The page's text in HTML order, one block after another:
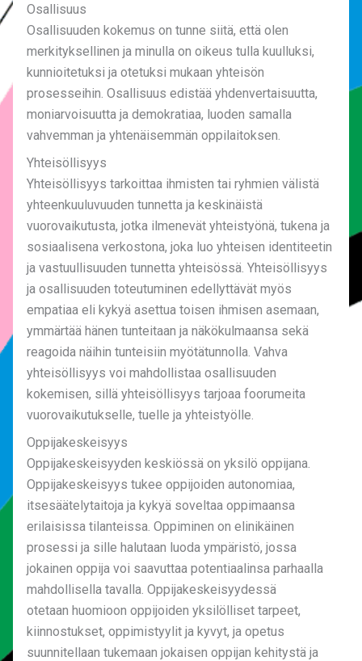
Osallisuus
Osallisuuden kokemus on tunne siitä, että olen
merkityksellinen ja minulla on oikeus tulla kuulluksi,
kunnioitetuksi ja otetuksi mukaan yhteisön
prosesseihin. Osallisuus edistää yhdenvertaisuutta,
moniarvoisuutta ja demokratiaa, luoden samalla
vahvemman ja yhtenäisemmän oppilaitoksen.
Yhteisöllisyys
Yhteisöllisyys tarkoittaa ihmisten tai ryhmien välistä
yhteenkuuluvuuden tunnetta ja keskinäistä
vuorovaikutusta, jotka ilmenevät yhteistyönä, tukena ja
sosiaalisena verkostona, joka luo yhteisen identiteetin
ja vastuullisuuden tunnetta yhteisössä. Yhteisöllisyys
ja osallisuuden toteutuminen edellyttävät myös
empatiaa eli kykyä asettua toisen ihmisen asemaan,
ymmärtää hänen tunteitaan ja näkökulmaansa sekä
reagoida näihin tunteisiin myötätunnolla. Vahva
yhteisöllisyys voi mahdollistaa osallisuuden
kokemisen, sillä yhteisöllisyys tarjoaa foorumeita
vuorovaikutukselle, tuelle ja yhteistyölle.
Oppijakeskeisyys
Oppijakeskeisyyden keskiössä on yksilö oppijana.
Oppijakeskeisyys tukee oppijoiden autonomiaa,
itsesäätelytaitoja ja kykyä soveltaa oppimaansa
erilaisissa tilanteissa. Oppiminen on elinikäinen
prosessi ja sille halutaan luoda ympäristö, jossa
jokainen oppija voi saavuttaa potentiaalinsa parhaalla
mahdollisella tavalla. Oppijakeskeisyydessä
otetaan huomioon oppijoiden yksilölliset tarpeet,
kiinnostukset, oppimistyylit ja kyvyt, ja opetus
suunnitellaan tukemaan jokaisen oppijan kehitystä ja